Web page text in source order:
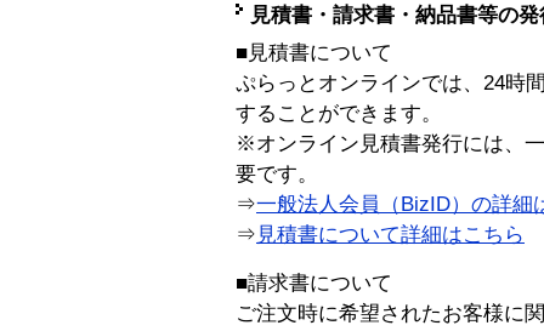
見積書・請求書・納品書等の
■見積書について
ぷらっとオンラインでは、24時
することができます。
※オンライン見積書発行には、
要です。
⇒一般法人会員（BizID）の詳細
⇒ 見積書について詳細はこちら
■請求書について
ご注文時に希望されたお客様に